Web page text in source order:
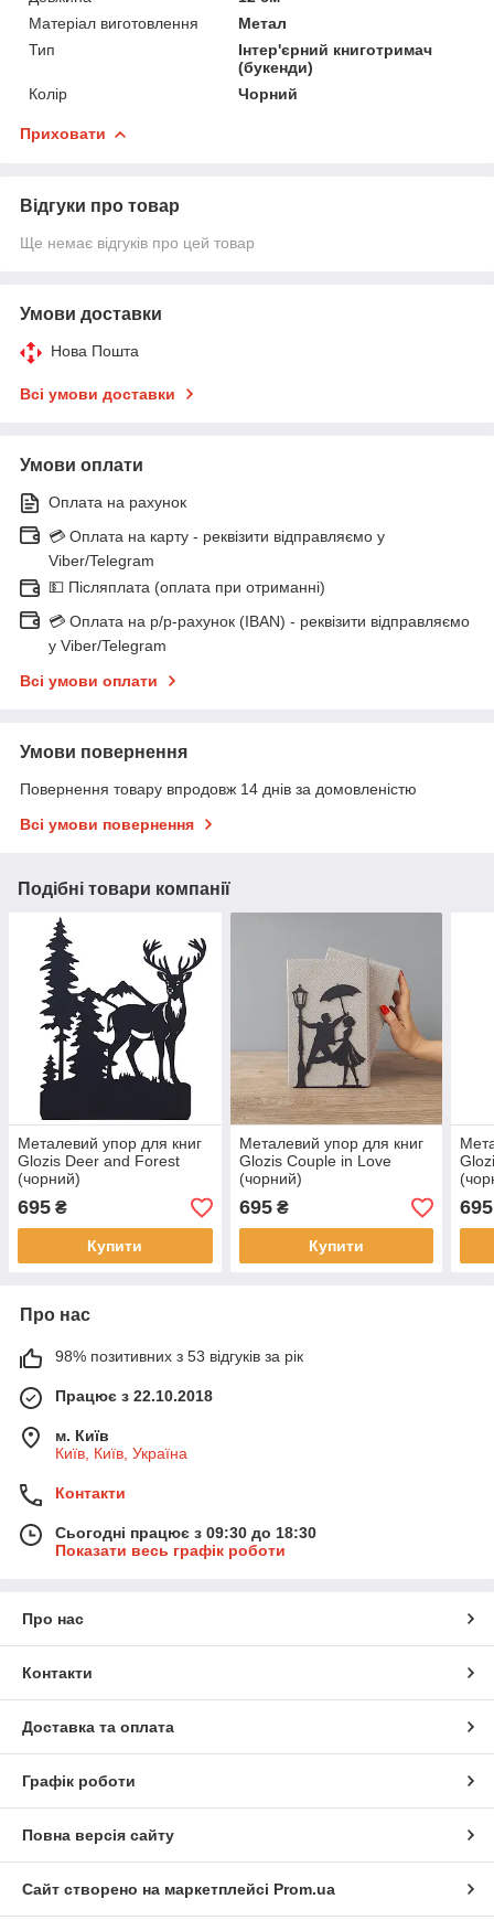
Матеріал виготовлення
Метал
Тип
Інтер'єрний книготримач
(букенди)
Колір
Чорний
Приховати
Відгуки про товар
Ще немає відгуків про цей товар
Умови доставки
Нова Пошта
Всі умови доставки
Умови оплати
Оплата на рахунок
💳 Оплата на карту - реквізити відправляємо у
Viber/Telegram
💵 Післяплата (оплата при отриманні)
💳 Оплата на р/р-рахунок (IBAN) - реквізити відправляємо
у Viber/Telegram
Всі умови оплати
Умови повернення
Повернення товару впродовж 14 днів за домовленістю
Всі умови повернення
Подібні товари компанії
Металевий упор для книг
Glozis Deer and Forest
(чорний)
695 ₴
Купити
Металевий упор для книг
Glozis Couple in Love
(чорний)
695₴
Купити
695
Про нас
98% позитивних з 53 відгуків за рік
Працює з 22.10.2018
м. Київ
Київ, Київ, Україна
Контакти
Сьогодні працює з 09:30 до 18:30
Показати весь графік роботи
Про нас
Контакти
Доставка та оплата
Графік роботи
Повна версія сайту
Сайт створено на маркетплейсі Prom.ua